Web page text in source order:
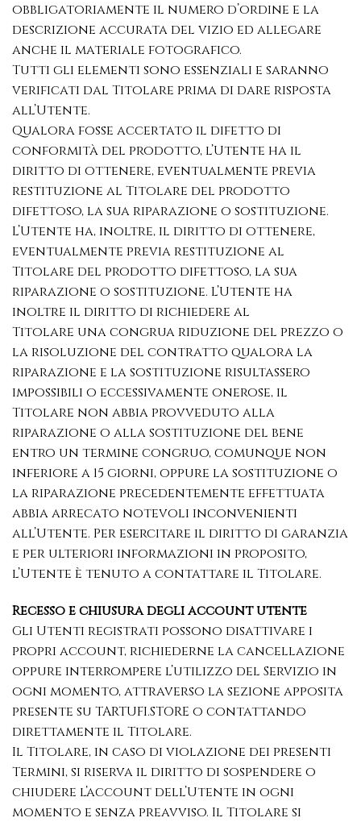
obbligatoriamente il numero d’ordine e la
descrizione accurata del vizio ed allegare
anche il materiale fotografico.
Tutti gli elementi sono essenziali e saranno
verificati dal Titolare prima di dare risposta
all’Utente.
Qualora fosse accertato il difetto di
conformità del prodotto, l’Utente ha il
diritto di ottenere, eventualmente previa
restituzione al Titolare del prodotto
difettoso, la sua riparazione o sostituzione.
L’Utente ha, inoltre, il diritto di ottenere,
eventualmente previa restituzione al
Titolare del prodotto difettoso, la sua
riparazione o sostituzione. L’Utente ha
inoltre il diritto di richiedere al
Titolare una congrua riduzione del prezzo o
la risoluzione del contratto qualora la
riparazione e la sostituzione risultassero
impossibili o eccessivamente onerose, il
Titolare non abbia provveduto alla
riparazione o alla sostituzione del bene
entro un termine congruo, comunque non
inferiore a 15 giorni, oppure la sostituzione o
la riparazione precedentemente effettuata
abbia arrecato notevoli inconvenienti
all’Utente. Per esercitare il diritto di garanzia
e per ulteriori informazioni in proposito,
l’Utente è tenuto a contattare il Titolare.
Recesso e chiusura degli account utente
Gli Utenti registrati possono disattivare i
propri account, richiederne la cancellazione
oppure interrompere l’utilizzo del Servizio in
ogni momento, attraverso la sezione apposita
presente su TARTUFI.STORE o contattando
direttamente il Titolare.
Il Titolare, in caso di violazione dei presenti
Termini, si riserva il diritto di sospendere o
chiudere l’account dell’Utente in ogni
momento e senza preavviso. Il Titolare si